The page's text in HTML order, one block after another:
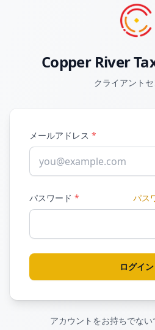
Copper River
クライアント
メールアドレス *
パスワード * パス
ログイン
アカウントをお持ちでない